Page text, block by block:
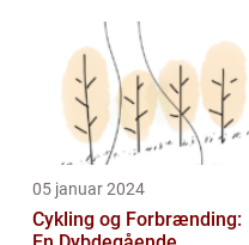
05 januar 2024
Cykling og Forbrænding: